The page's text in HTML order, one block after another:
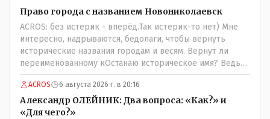
Право города с названием Новониколаевск
ACROS: без истерик - вперёд.Так истерик-то нет) Мне
интересно, надрываются, бедолаги, чтобы вернуть
исторические названия городам и весям. Вернут ли
переименованному кОстанаю историческое имя? Ведь
для этого же эти она.. ономасты существуют)) Или тут
тоже двойной стандарт есть?
ACROS 6 августа 2026 г. в 20:16
Александр ОЛЕЙНИК: Два вопроса: «Как?» и
«Для чего?»